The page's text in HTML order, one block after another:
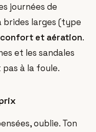
journées de
brides larges (type
confort et aération.
et les sandales
à la foule.
oublie. Ton